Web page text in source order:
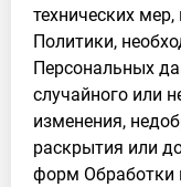
технических
Политики,
Персональных
случайного или
изменения,
раскрытия или
форм Обработки